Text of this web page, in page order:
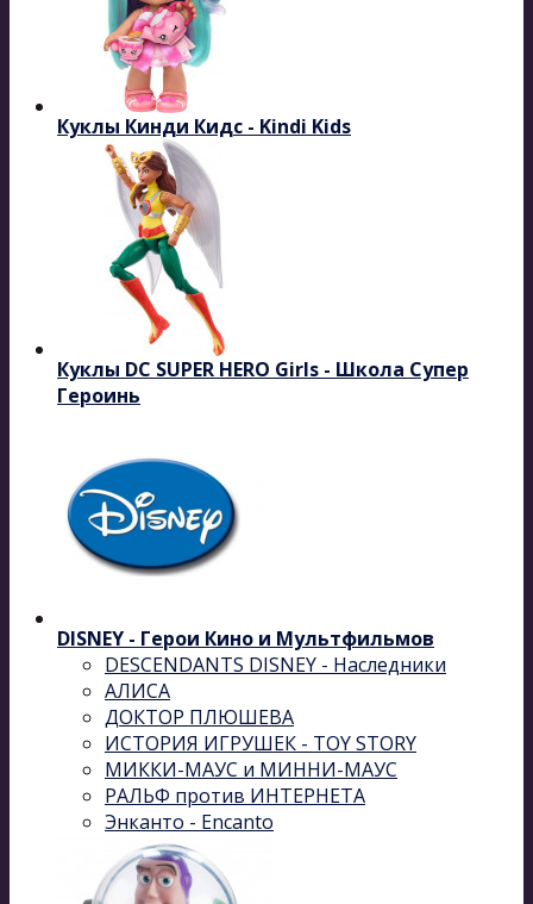
Куклы Кинди Кидс - Kindi Kids
Куклы DC SUPER HERO Girls - Школа Супер
Героинь
DISNEY - Герои Кино и Мультфильмов
DESCENDANTS DISNEY - Наследники
АЛИСА
ДОКТОР ПЛЮШЕВА
ИСТОРИЯ ИГРУШЕК - TOY STORY
МИККИ-МАУС и МИННИ-МАУС
РАЛЬФ против ИНТЕРНЕТА
Энканто - Encanto